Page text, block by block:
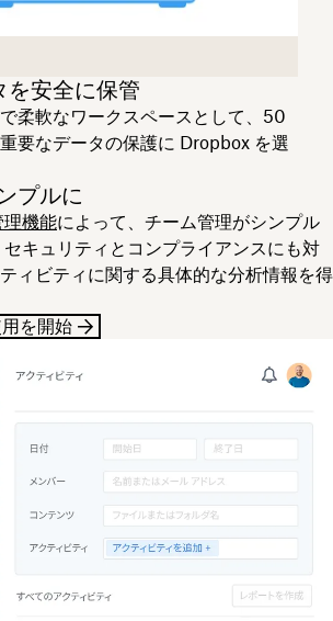
を安全に保管
柔軟なワークスペースとして、50
要なデータの保護に Dropbox を選
プルに
機能によって、チーム管理がシンプル
キュリティとコンプライアンスにも対
ィビティに関する具体的な分析情報を得
を開始